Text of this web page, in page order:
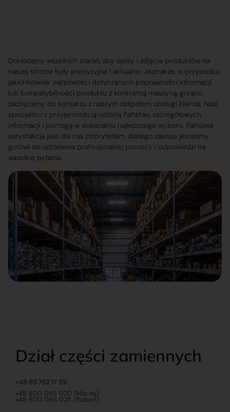
Dokładamy wszelkich starań, aby opisy i zdjęcia produktów na
naszej stronie były precyzyjne i aktualne. Jednakże, w przypadku
jakichkolwiek wątpliwości dotyczących poprawności informacji
lub kompatybilności produktu z konkretną maszyną, gorąco
zachęcamy do kontaktu z naszym zespołem obsługi klienta. Nasi
specjaliści z przyjemnością udzielą Państwu szczegółowych
informacji i pomogą w dokonaniu najlepszego wyboru. Państwa
satysfakcja jest dla nas priorytetem, dlatego zawsze jesteśmy
gotowi do udzielenia profesjonalnej pomocy i odpowiedzi na
wszelkie pytania.
Dział części zamiennych
+48 89 762 17 39
+48 600 065 020 (Maciej)
+48 600 065 028 (Robert)